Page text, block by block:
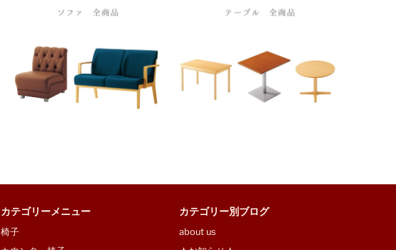
カテゴリーメニュー
椅子
カテゴリー別ブログ
about us